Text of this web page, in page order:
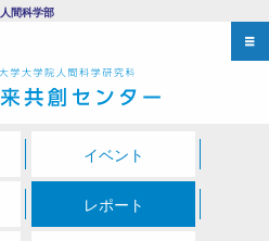
間科学部
イベント
レポート